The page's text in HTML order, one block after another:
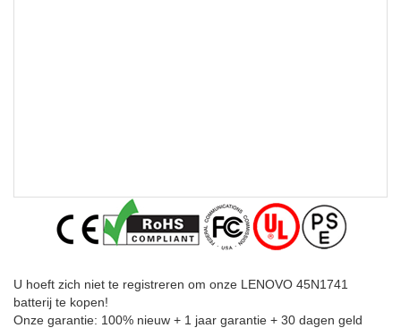
U hoeft zich niet te registreren om onze LENOVO 45N1741
batterij te kopen!
Onze garantie: 100% nieuw + 1 jaar garantie + 30 dagen geld